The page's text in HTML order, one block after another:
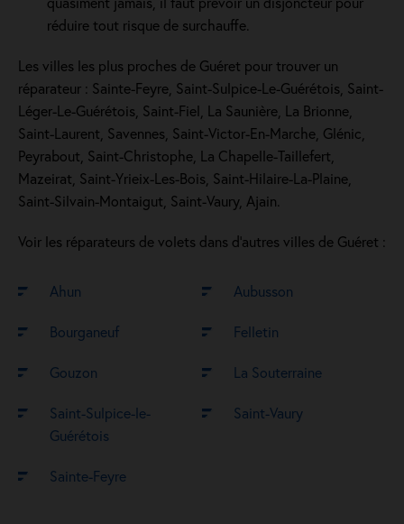
réduire tout risque de surchauffe.
Les villes les plus proches de Guéret pour trouver un
réparateur : Sainte-Feyre, Saint-Sulpice-Le-Guérétois, Saint-
Léger-Le-Guérétois, Saint-Fiel, La Saunière, La Brionne,
Saint-Laurent, Savennes, Saint-Victor-En-Marche, Glénic,
Peyrabout, Saint-Christophe, La Chapelle-Taillefert,
Mazeirat, Saint-Yrieix-Les-Bois, Saint-Hilaire-La-Plaine,
Saint-Silvain-Montaigut, Saint-Vaury, Ajain.
Voir les réparateurs de volets dans d’autres villes de Guéret :
Ahun Aubusson
Bourganeuf Felletin
Gouzon La Souterraine
Saint-Sulpice-le-
Guérétois
Saint-Vaury
Sainte-Feyre